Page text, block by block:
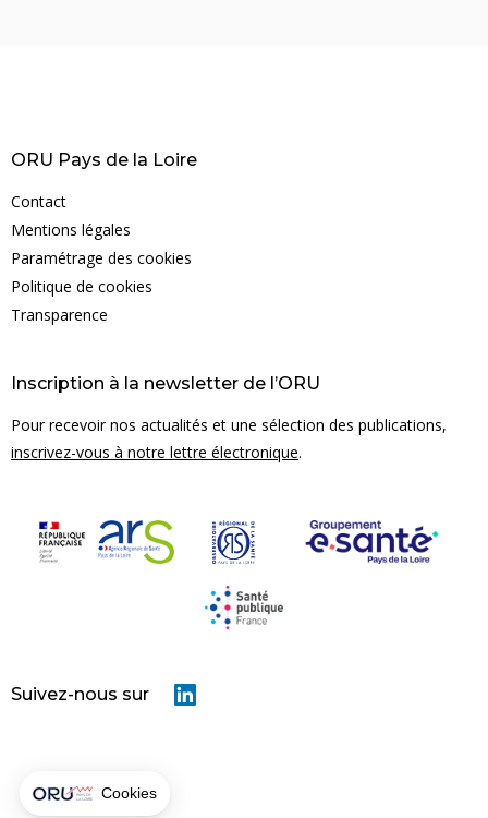
ORU Pays de la Loire
Contact
Mentions légales
Paramétrage des cookies
Politique de cookies
Transparence
Inscription à la newsletter de l’ORU
Pour recevoir nos actualités et une sélection des publications,
inscrivez-vous à notre lettre électronique.
Suivez-nous sur
site, des cookies sont déposés sur
la possibilité de consulter les
Aucune donnée personnelle n'est
par la suite, cliquez sur le lien
dans le pied de page.
En savoir plus
Cookies